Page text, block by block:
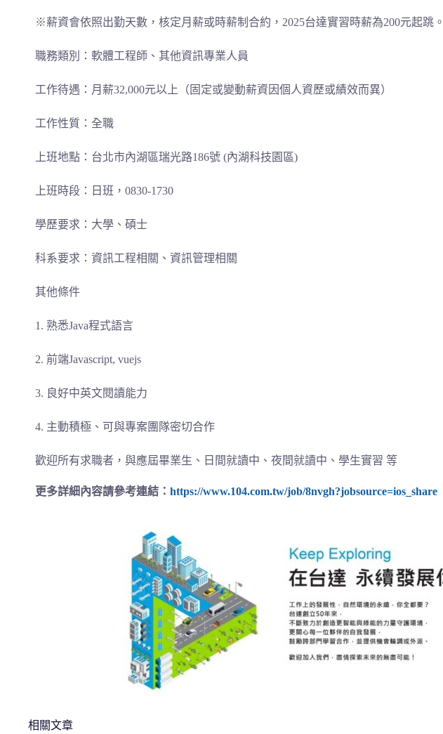
※薪資會依照出勤天數，核定月薪或時薪制合約，2025台達實習時薪為200元起跳。
職務類別：軟體工程師、其他資訊專業人員
工作待遇：月薪32,000元以上（固定或變動薪資因個人資歷或績效而異）
工作性質：全職
上班地點：台北市內湖區瑞光路186號 (內湖科技園區)
上班時段：日班，0830-1730
學歷要求：大學、碩士
科系要求：資訊工程相關、資訊管理相關
其他條件
1. 熟悉Java程式語言
2. 前端Javascript, vuejs
3. 良好中英文閱讀能力
4. 主動積極、可與專案團隊密切合作
歡迎所有求職者，與應屆畢業生、日間就讀中、夜間就讀中、學生實習 等
更多詳細內容請參考連結： https://www.104.com.tw/job/8nvgh?jobsource=ios_share
相關文章